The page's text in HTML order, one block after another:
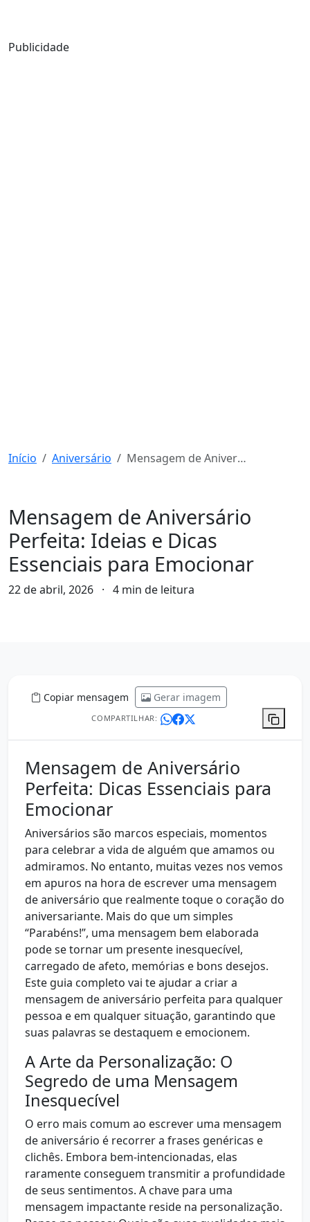
Publicidade
Início Aniversário Mensagem de Aniversário Perfeita: Ideias e Dicas Essenciais para Emocionar
Mensagem de Aniversário
Perfeita: Ideias e Dicas
Essenciais para Emocionar
22 de abril, 2026 · 4 min de leitura
Copiar mensagem Gerar imagem
COMPARTILHAR:
Mensagem de Aniversário
Perfeita: Dicas Essenciais para
Emocionar
Aniversários são marcos especiais, momentos
para celebrar a vida de alguém que amamos ou
admiramos. No entanto, muitas vezes nos vemos
em apuros na hora de escrever uma mensagem
de aniversário que realmente toque o coração do
aniversariante. Mais do que um simples
“Parabéns!”, uma mensagem bem elaborada
pode se tornar um presente inesquecível,
carregado de afeto, memórias e bons desejos.
Este guia completo vai te ajudar a criar a
mensagem de aniversário perfeita para qualquer
pessoa e em qualquer situação, garantindo que
suas palavras se destaquem e emocionem.
A Arte da Personalização: O
Segredo de uma Mensagem
Inesquecível
O erro mais comum ao escrever uma mensagem
de aniversário é recorrer a frases genéricas e
clichês. Embora bem-intencionadas, elas
raramente conseguem transmitir a profundidade
de seus sentimentos. A chave para uma
mensagem impactante reside na personalização.